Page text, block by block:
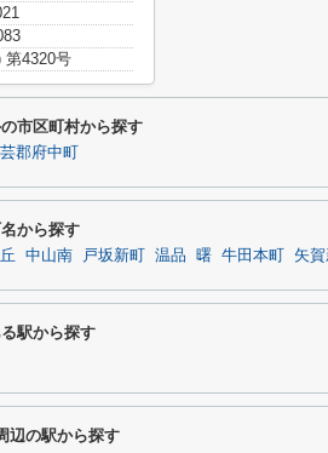
第4320号
市区町村から探す
郡府中町
から探す
中山南 戸坂新町 温品 曙 牛田本町 矢賀
駅から探す
辺の駅から探す